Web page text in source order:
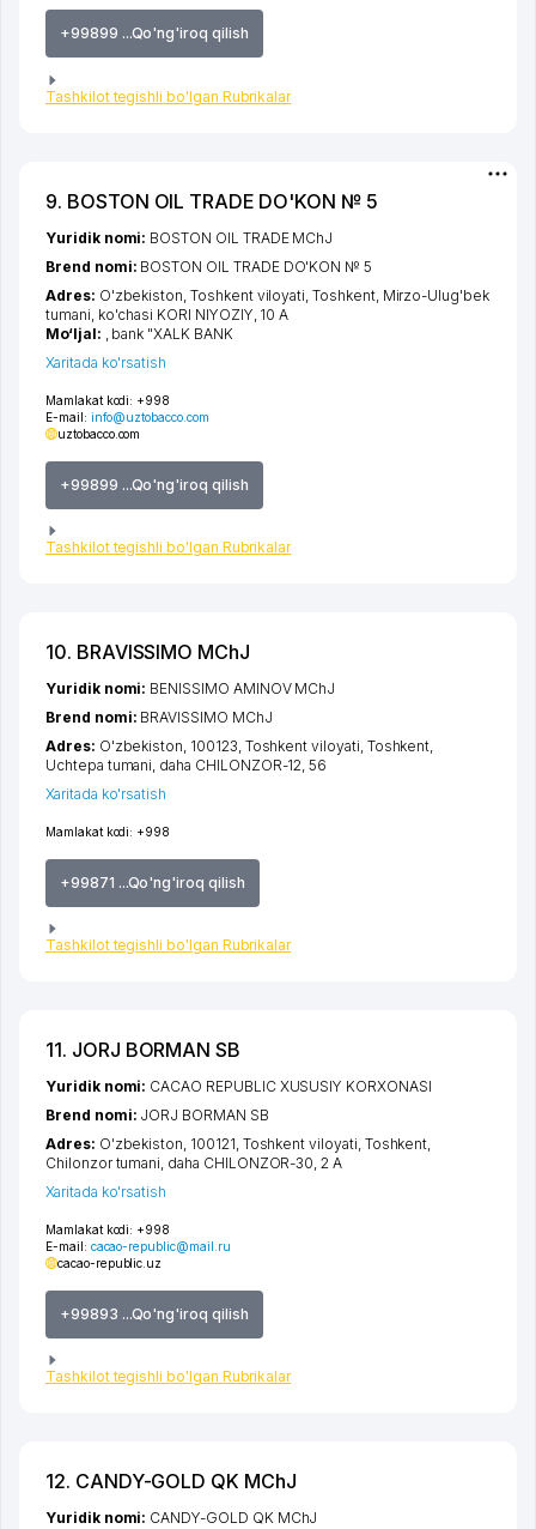
+99899 ...Qo'ng'iroq qilish
Tashkilot tegishli bo'lgan Rubrikalar
9. BOSTON OIL TRADE DO'KON № 5
Mamlakat kodi: +998
E-mail: info@uztobacco.com
uztobacco.com
+99899 ...Qo'ng'iroq qilish
Tashkilot tegishli bo'lgan Rubrikalar
Yuridik nomi: BOSTON OIL TRADE MChJ
Brend nomi: BOSTON OIL TRADE DO'KON № 5
Adres: O'zbekiston,Toshkent viloyati ,Toshkent, Mirzo-Ulug'bek
tumani ko'chasi KORI NIYOZIY , 10 A
Mo‘ljal:
, bank "XALK BANK
Xaritada ko'rsatish
10. BRAVISSIMO MChJ
Mamlakat kodi: +998
+99871 ...Qo'ng'iroq qilish
Tashkilot tegishli bo'lgan Rubrikalar
Yuridik nomi: BENISSIMO AMINOV MChJ
Brend nomi: BRAVISSIMO MChJ
Adres: O'zbekiston, 100123, Toshkent viloyati Toshkent
Uchtepa tumani daha CHILONZOR-12 , 56
Xaritada ko'rsatish
11. JORJ BORMAN SB
Mamlakat kodi: +998
E-mail: cacao-republic@mail.ru
cacao-republic.uz
+99893 ...Qo'ng'iroq qilish
Tashkilot tegishli bo'lgan Rubrikalar
Yuridik nomi: CACAO REPUBLIC XUSUSIY KORXONASI
Brend nomi: JORJ BORMAN SB
Adres: O'zbekiston, 100121, Toshkent viloyati, Toshkent,
Chilonzor tumani, daha CHILONZOR-30, 2 A
Xaritada ko'rsatish
12. CANDY-GOLD QK MChJ
Yuridik nomi: CANDY-GOLD QK MChJ